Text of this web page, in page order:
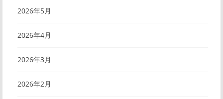
2026年5月
2026年4月
2026年3月
2026年2月